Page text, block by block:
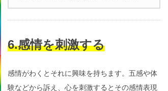
6.感情を刺激する
感情がわくとそれに興味を持ちます。五感や体
験などから訴え、心を刺激するとその感情表現